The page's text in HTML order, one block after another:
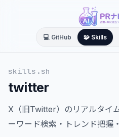
💻 GitHub 🧩 Skills
skills.sh
twitter
X（旧Twitter）のリアルタイ
ーワード検索・トレンド把握